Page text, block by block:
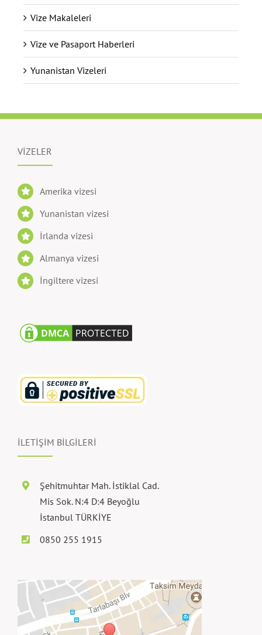
Vize Makaleleri
Vize ve Pasaport Haberleri
Yunanistan Vizeleri
VİZELER
Amerika vizesi
Yunanistan vizesi
İrlanda vizesi
Almanya vizesi
İngiltere vizesi
İLETİŞİM BİLGİLERİ
Şehitmuhtar Mah. İstiklal Cad.
Mis Sok. N:4 D:4 Beyoğlu
İstanbul TÜRKİYE
0850 255 1915